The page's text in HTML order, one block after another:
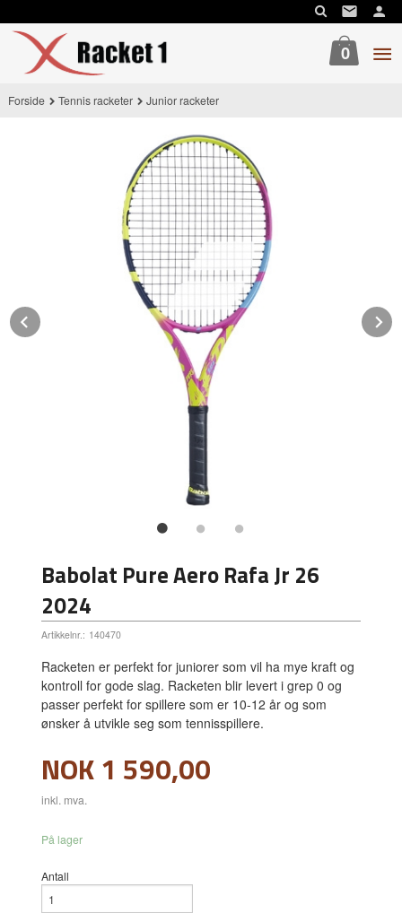
til
innholdet
0
Forside Tennis racketer Junior racketer
Babolat Pure Aero Rafa Jr 26
2024
Artikkelnr.: 140470
Racketen er perfekt for juniorer som vil ha mye kraft og
kontroll for gode slag. Racketen blir levert i grep 0 og
passer perfekt for spillere som er 10-12 år og som
ønsker å utvikle seg som tennisspillere.
Pris
NOK1 590,00
inkl. mva.
På lager
Antall